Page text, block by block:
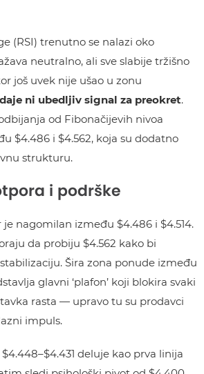
(RSI) trenutno se nalazi oko
neutralno, ali sve slabije tržišno
još uvek nije ušao u zonu
ni ubedljiv signal za preokret.
od Fibonačijevih nivoa
$4.486 i $4.562, koja su dodatno
strukturu.
i podrške
nagomilan između $4.486 i $4.514.
da probiju $4.562 kako bi
Šira zona ponude između
glavni ‘plafon’ koji blokira svaki
rasta — upravo tu su prodavci
impuls.
deluje kao prva linija